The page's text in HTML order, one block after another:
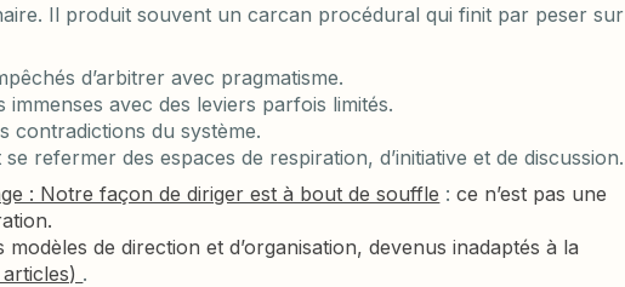
Il produit souvent un carcan procédural qui finit par peser sur
d’arbitrer avec pragmatisme.
immenses avec des leviers parfois limités.
contradictions du système.
refermer des espaces de respiration, d’initiative et de discussion.
: Notre façon de diriger est à bout de souffle : ce n’est pas une
modèles de direction et d’organisation, devenus inadaptés à la
.